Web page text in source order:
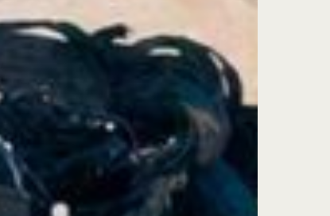
Maestría en Patrimonio Cultural
Maestría en Periodismo
Oferta de cursos
Cursos ArteHum
de los Andes | Vigilada Mineducación. Reconocimiento como universidad: Decreto 1297
Resolución 28 del 23 de febrero de 1949, Minjusticia. Acreditación institucional de alta
339 4949
Arte e
Historia del Arte
Ext. 2626
Ext.